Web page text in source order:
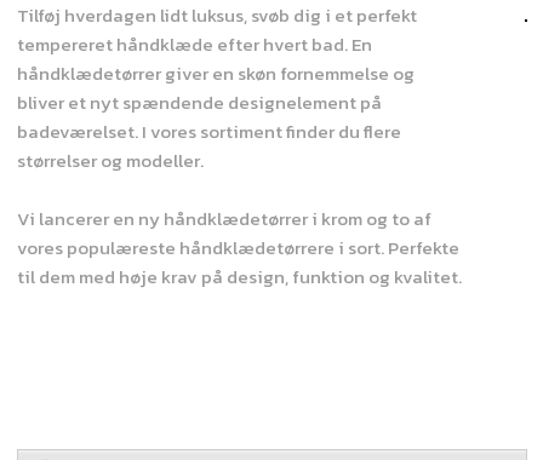
Tilføj hverdagen lidt luksus, svøb dig i et perfekt
tempereret håndklæde efter hvert bad. En
håndklædetørrer giver en skøn fornemmelse og
bliver et nyt spændende designelement på
badeværelset. I vores sortiment finder du flere
størrelser og modeller.
Vi lancerer en ny håndklædetørrer i krom og to af
vores populæreste håndklædetørrere i sort. Perfekte
til dem med høje krav på design, funktion og kvalitet.